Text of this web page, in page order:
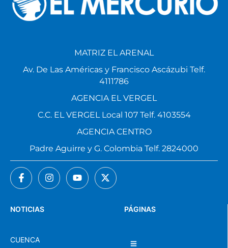
PÁGINAS
NOTICIAS
CUENCA
MATRIZ EL ARENAL
Av. De Las Américas y Francisco Ascázubi Telf.
4111786
AGENCIA EL VERGEL
C.C. EL VERGEL Local 107 Telf. 4103554
AGENCIA CENTRO
Padre Aguirre y G. Colombia Telf. 2824000